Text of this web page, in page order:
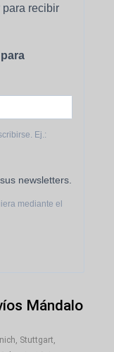
para recibir
Ej.:
newsletters.
mediante el
Mándalo
Stuttgart,